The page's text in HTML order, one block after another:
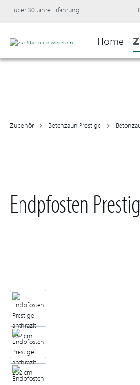
über 30 Jahre Erfahrung
Home
Zubehör Betonzaun Prestige
Endpfosten